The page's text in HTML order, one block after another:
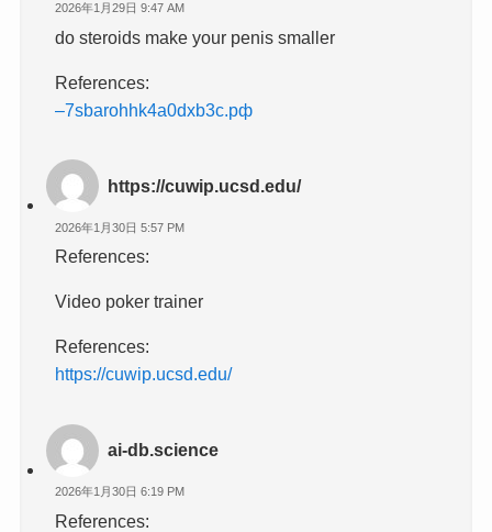
2026年1月29日 9:47 AM
do steroids make your penis smaller
References:
–7sbarohhk4a0dxb3c.рф
https://cuwip.ucsd.edu/
2026年1月30日 5:57 PM
References:
Video poker trainer
References:
https://cuwip.ucsd.edu/
ai-db.science
2026年1月30日 6:19 PM
References: